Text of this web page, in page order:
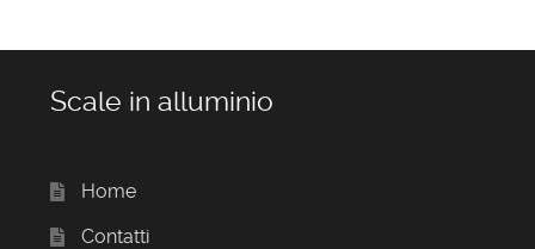
Scale in alluminio
Home
Contatti